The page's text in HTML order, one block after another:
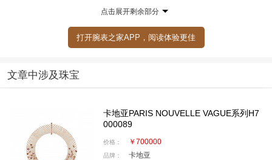
佩戴卡地亚Paris Nouvelle Vague系列项链及戒指，卡地亚Baignoire
点击展开剩余部分
打开腕表之家APP，阅读体验更佳
文章中涉及珠宝
卡地亚PARIS NOUVELLE VAGUE系列H7
000089
价格： ￥700000
品牌： 卡地亚